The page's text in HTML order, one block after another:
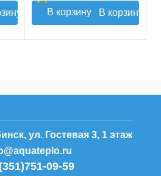
В корзину
ул. Гостевая 3, 1 этаж
09-59